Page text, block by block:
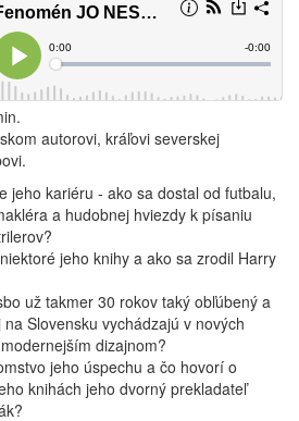
autorovi, kráľovi severskej
jeho kariéru - ako sa dostal od futbalu,
a hudobnej hviezdy k písaniu
jeho knihy a ako sa zrodil Harry
už takmer 30 rokov taký obľúbený a
Slovensku vychádzajú v nových
dizajnom?
jeho úspechu a čo hovorí o
knihách jeho dvorný prekladateľ